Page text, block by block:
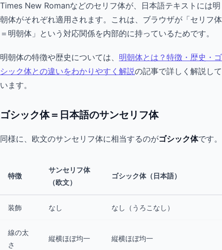
Times New Romanなどのセリフ体が、日本語テキストには明
朝体がそれぞれ適用されます。これは、ブラウザが「セリフ体
＝明朝体」という対応関係を内部的に持っているためです。
明朝体の特徴や歴史については、 明朝体とは？特徴・歴史・ゴ
シック体との違いをわかりやすく解説の記事で詳しく解説して
います。
ゴシック体＝日本語のサンセリフ体
同様に、欧文のサンセリフ体に相当するのがゴシック体です。
特徴
サンセリフ体
（欧文）
ゴシック体（日本語）
装飾 なし なし（うろこなし）
線の太
さ
縦横ほぼ均一 縦横ほぼ均一